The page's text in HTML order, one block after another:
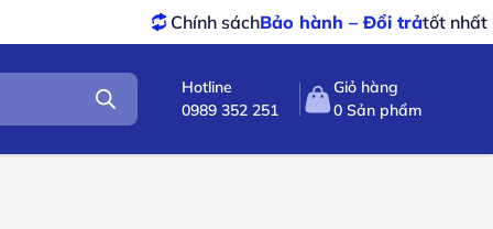
Bảo hành – Đổi trảtốt nhất Sản
Hotline
0989 352 251
Giỏ hàng
0 Sản phẩm